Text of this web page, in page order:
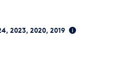
2023, 2020, 2019